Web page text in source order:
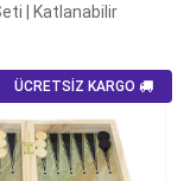
| Katlanabilir
ÜCRETSİZ KARGO